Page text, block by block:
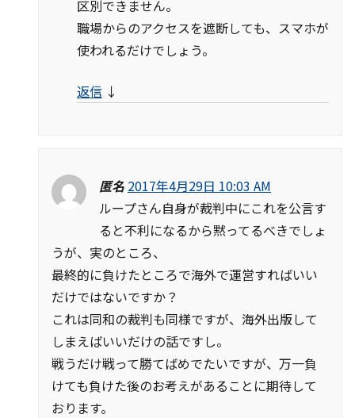
区別できません。
職場からのアクセスを遮断しても、スマホが
使われるだけでしょう。
返信 ↓
匿名 2017年4月29日 10:03 AM
ループさん自身が裁判中にこれを公言す
ると不利になるから黙ってるべきでしょ
うが、実のところ、
最終的に負けたところで海外で運営すればいい
だけではないですか？
これは同和の裁判も同様ですが、海外出版して
しまえばいいだけの話ですし。
戦うだけ戦って勝てばめでたいですが、万一負
けても負けた後のお考えがあることに期待して
おります。